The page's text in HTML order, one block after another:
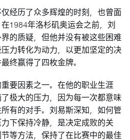
经历了众多辉煌的时刻，也曾面
1984年洛杉矶奥运会之前，刘
的质疑，但他并没有被这些困难
力转化为动力，以更加坚定的决
终赢得了四枚金牌。
要因素之一。在他的职业生涯
极大的压力，因为每一次都意味
有的对手。刘易斯深知，如何管
下保持冷静，是决定成败的关
等方法，保持了在比赛中的最佳